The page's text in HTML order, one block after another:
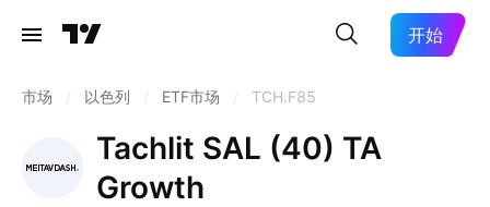
开始
市场 以色列 ETF市场 TCH.F85
Tachlit SAL (40) TA
Growth